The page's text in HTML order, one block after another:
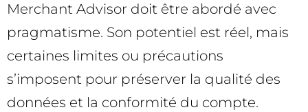
Merchant Advisor doit être abordé avec
pragmatisme. Son potentiel est réel, mais
certaines limites ou précautions
s’imposent pour préserver la qualité des
données et la conformité du compte.